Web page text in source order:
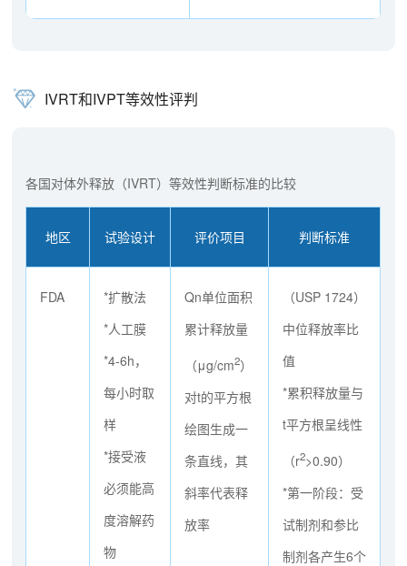
IVRT和IVPT等效性评判
各国对体外释放（IVRT）等效性判断标准的比较
地区 试验设计 评价项目 判断标准
FDA
*扩散法
*人工膜
*4-6h，
每小时取
样
*接受液
必须能高
度溶解药
物
Qn单位面积
累计释放量
（μg/cm2）
对t的平方根
绘图生成一
条直线，其
斜率代表释
放率
（USP 1724）
中位释放率比
值
*累积释放量与
t平方根呈线性
（r2>0.90）
*第一阶段：受
试制剂和参比
制剂各产生6个